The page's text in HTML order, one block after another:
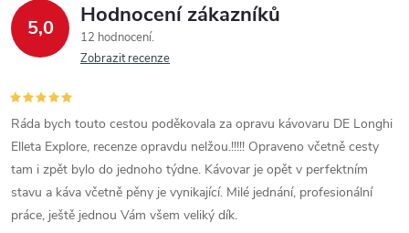
5,0 Hodnocení zákazníků
12 hodnocení
Zobrazit recenze
Ráda bych touto cestou poděkovala za opravu kávovaru DE Longhi
Elleta Explore, recenze opravdu nelžou.!!!!! Opraveno včetně cesty
tam i zpět bylo do jednoho týdne. Kávovar je opět v perfektním
stavu a káva včetně pěny je vynikající. Milé jednání, profesionální
práce, ještě jednou Vám všem veliký dík.